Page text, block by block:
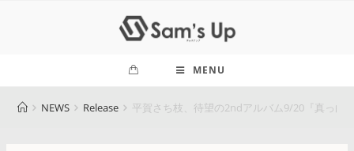
MENU
NEWS Release 平賀さち枝、待望の2ndアルバム9/20『真っ